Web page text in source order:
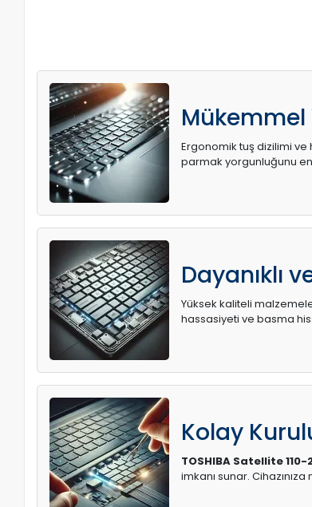
Ergonomik tuş dizilimi ve
parmak yorgunluğunu
Dayanıklı
Yüksek kaliteli
hassasiyeti ve basma
Kolay
TOSHIBA Satellite
imkanı sunar.